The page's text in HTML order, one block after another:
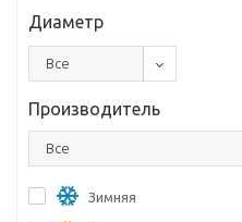
Диаметр
Все
Производитель
Все
Зимняя